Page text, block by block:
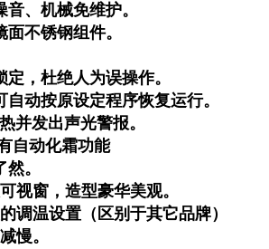
音、机械免维护。
不锈钢组件。
，杜绝人为误操作。
动按原设定程序恢复运行。
并发出声光警报。
自动化霜功能
。
视窗，造型豪华美观。
调温设置（区别于其它品牌）
慢。